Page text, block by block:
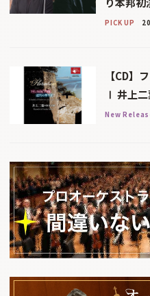
PICK UP
【CD】
Ⅰ 井上
New